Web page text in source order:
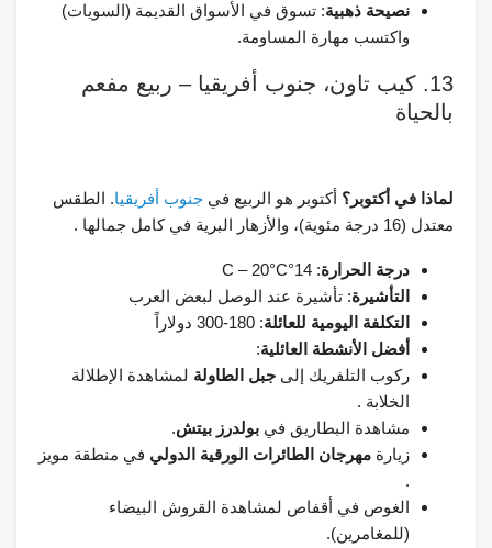
نصيحة ذهبية: تسوق في الأسواق القديمة (السويات)
واكتسب مهارة المساومة.
13. كيب تاون، جنوب أفريقيا – ربيع مفعم
بالحياة
لماذا في أكتوبر؟ أكتوبر هو الربيع في جنوب أفريقيا. الطقس
معتدل (16 درجة مئوية)، والأزهار البرية في كامل جمالها .
درجة الحرارة: 14°C – 20°C
التأشيرة: تأشيرة عند الوصل لبعض العرب
التكلفة اليومية للعائلة: 180-300 دولاراً
أفضل الأنشطة العائلية:
ركوب التلفريك إلى جبل الطاولة لمشاهدة الإطلالة
الخلابة .
مشاهدة البطاريق في بولدرز بيتش.
زيارة مهرجان الطائرات الورقية الدولي في منطقة مويز
.
الغوص في أقفاص لمشاهدة القروش البيضاء
(للمغامرين).